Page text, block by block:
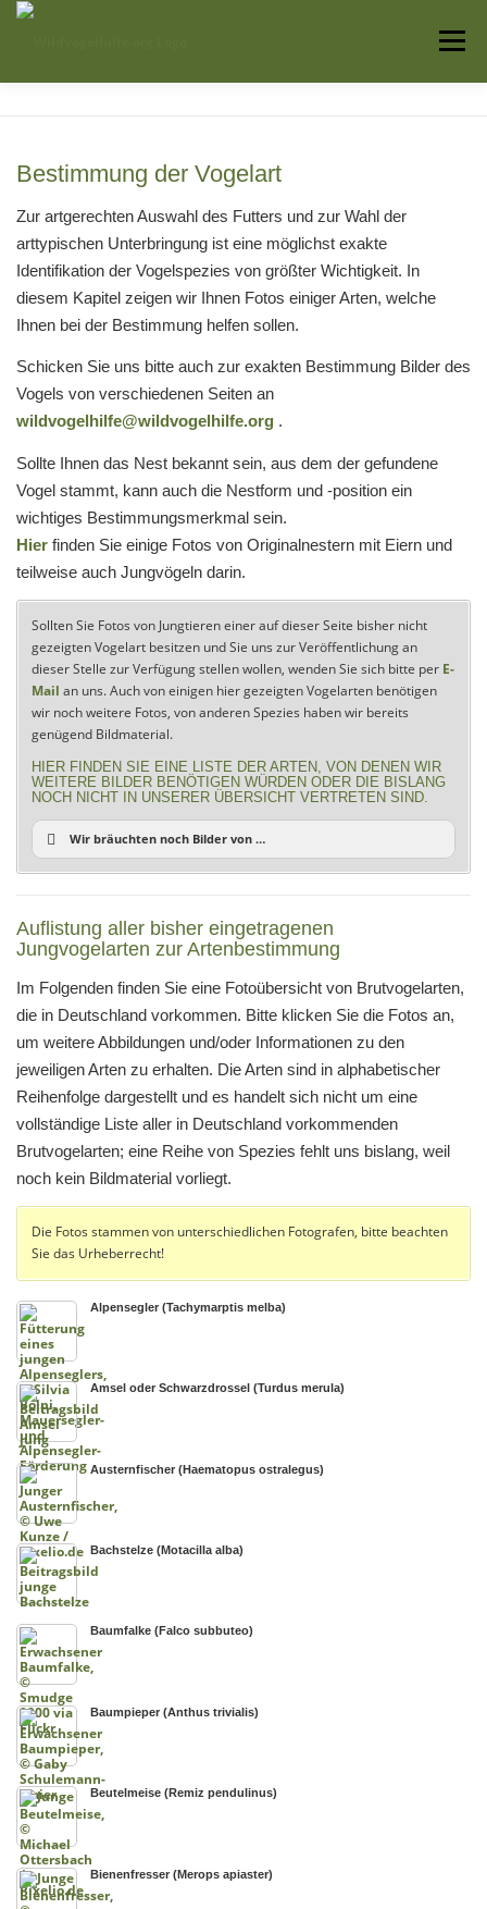
Zum
Menü
Auffangstationen
Bestimmung der Vogelart
Zur artgerechten Auswahl des Futters und zur Wahl der
arttypischen Unterbringung ist eine möglichst exakte
Identifikation der Vogelspezies von größter Wichtigkeit. In
diesem Kapitel zeigen wir Ihnen Fotos einiger Arten, welche
Ihnen bei der Bestimmung helfen sollen.
Schicken Sie uns bitte auch zur exakten Bestimmung Bilder des
Vogels von verschiedenen Seiten an
wildvogelhilfe@wildvogelhilfe.org .
Sollte Ihnen das Nest bekannt sein, aus dem der gefundene
Vogel stammt, kann auch die Nestform und -position ein
wichtiges Bestimmungsmerkmal sein.
Hier finden Sie einige Fotos von Originalnestern mit Eiern und
teilweise auch Jungvögeln darin.
Sollten Sie Fotos von Jungtieren einer auf dieser Seite bisher nicht
gezeigten Vogelart besitzen und Sie uns zur Veröffentlichung an
dieser Stelle zur Verfügung stellen wollen, wenden Sie sich bitte per E-
Mail an uns. Auch von einigen hier gezeigten Vogelarten benötigen
wir noch weitere Fotos, von anderen Spezies haben wir bereits
genügend Bildmaterial.
HIER FINDEN SIE EINE LISTE DER ARTEN, VON DENEN WIR
WEITERE BILDER BENÖTIGEN WÜRDEN ODER DIE BISLANG
NOCH NICHT IN UNSERER ÜBERSICHT VERTRETEN SIND.
Wir bräuchten noch Bilder von …
Auflistung aller bisher eingetragenen
Jungvogelarten zur Artenbestimmung
Im Folgenden finden Sie eine Fotoübersicht von Brutvogelarten,
die in Deutschland vorkommen. Bitte klicken Sie die Fotos an,
um weitere Abbildungen und/oder Informationen zu den
jeweiligen Arten zu erhalten. Die Arten sind in alphabetischer
Reihenfolge dargestellt und es handelt sich nicht um eine
vollständige Liste aller in Deutschland vorkommenden
Brutvogelarten; eine Reihe von Spezies fehlt uns bislang, weil
noch kein Bildmaterial vorliegt.
Die Fotos stammen von unterschiedlichen Fotografen, bitte beachten
Sie das Urheberrecht!
Alpensegler (Tachymarptis melba)
Amsel oder Schwarzdrossel (Turdus merula)
Austernfischer (Haematopus ostralegus)
Bachstelze (Motacilla alba)
Baumfalke (Falco subbuteo)
Baumpieper (Anthus trivialis)
Beutelmeise (Remiz pendulinus)
Bienenfresser (Merops apiaster)